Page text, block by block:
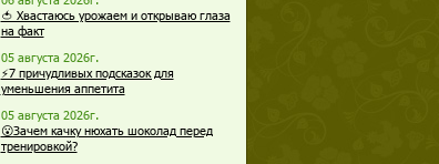
🍅 Хвастаюсь урожаем и открываю глаза
на факт
05 августа 2026г.
⚡7 причудливых подсказок для
уменьшения аппетита
05 августа 2026г.
😮Зачем качку нюхать шоколад перед
тренировкой?